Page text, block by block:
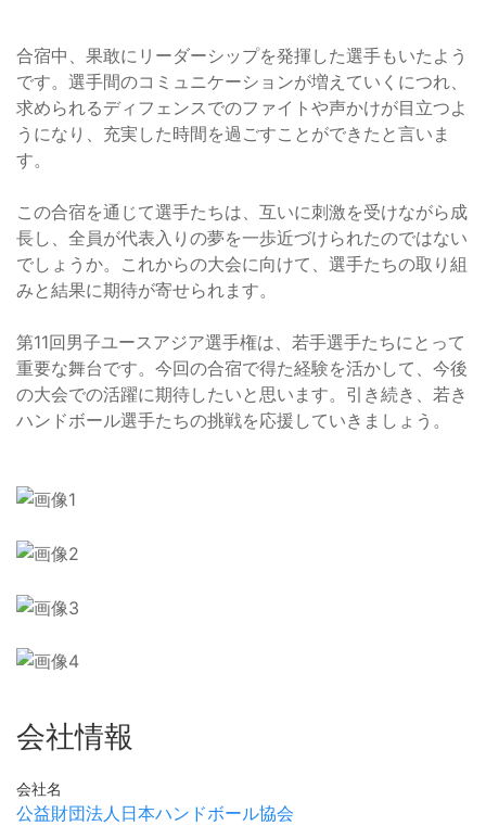
合宿中、果敢にリーダーシップを発揮した選手もいたよう
です。選手間のコミュニケーションが増えていくにつれ、
求められるディフェンスでのファイトや声かけが目立つよ
うになり、充実した時間を過ごすことができたと言いま
す。
この合宿を通じて選手たちは、互いに刺激を受けながら成
長し、全員が代表入りの夢を一歩近づけられたのではない
でしょうか。これからの大会に向けて、選手たちの取り組
みと結果に期待が寄せられます。
第11回男子ユースアジア選手権は、若手選手たちにとって
重要な舞台です。今回の合宿で得た経験を活かして、今後
の大会での活躍に期待したいと思います。引き続き、若き
ハンドボール選手たちの挑戦を応援していきましょう。
会社情報
会社名
公益財団法人日本ハンドボール協会